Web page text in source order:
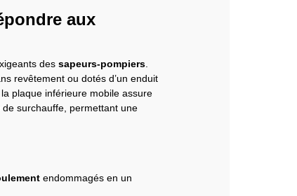
aux
des sapeurs-pompiers.
revêtement ou dotés d’un enduit
plaque inférieure mobile assure
surchauffe, permettant une
endommagés en un